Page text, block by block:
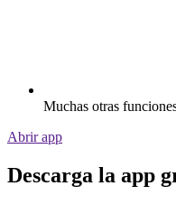
Muchas otras
Abrir app
Descarga la app